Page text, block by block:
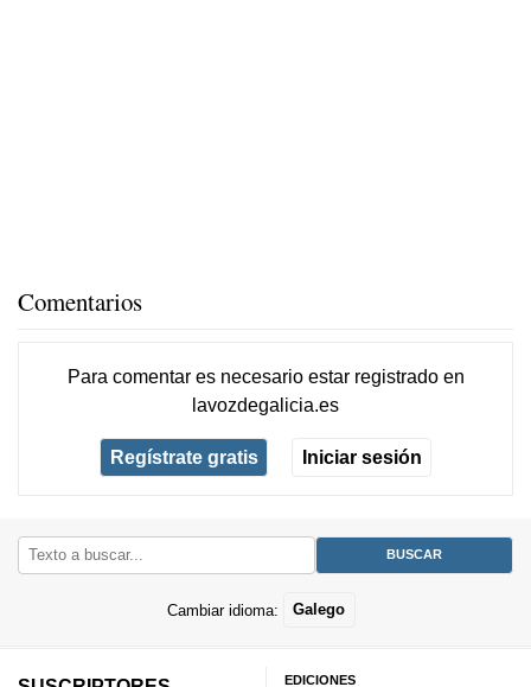
Comentarios
Para comentar es necesario estar registradoen
lavozdegalicia.es
Regístrate gratis Iniciar sesión
Cambiar idioma: Galego
EDICIONES